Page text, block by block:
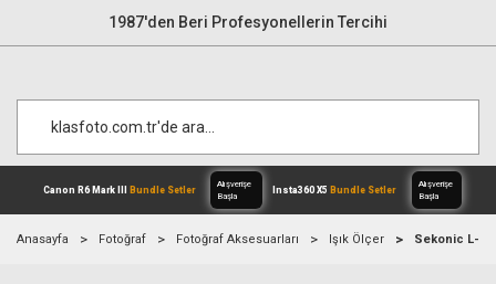
1987'den Beri Profesyonellerin Tercihi
Anasayfa Fotoğraf Fotoğraf Aksesuarları Işık Ölçer Sekonic L-